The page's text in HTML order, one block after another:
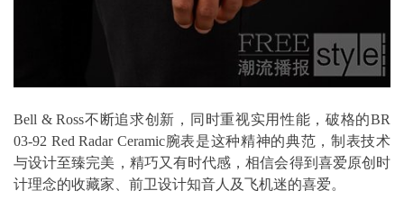
Bell & Ross不断追求创新，同时重视实用性能，破格的BR
03-92 Red Radar Ceramic腕表是这种精神的典范，制表技术
与设计至臻完美，精巧又有时代感，相信会得到喜爱原创时
计理念的收藏家、前卫设计知音人及飞机迷的喜爱。